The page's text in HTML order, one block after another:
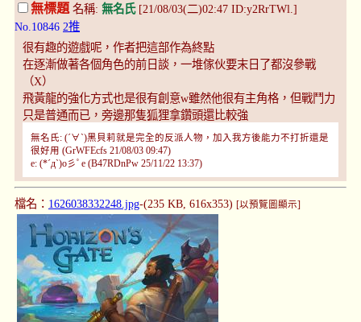
無標題 名稱: 無名氏[21/08/03(二)02:47 ID:y2RrTWl.]
No.10846 2推
很有趣的遊戲呢，作者把這部作為終點
在逐漸做著各個角色的前日談，一堆傢伙要末日了都沒參戰
（X）
飛黃龍的強化方式也是很有創意w雖然他很有主角格，但戰鬥力
只是普通而已，旁邊那隻狐狸拿鑽頭還比較強
無名氏: (´∀`)黑貝莉就是完全的反派人物，加入我方後能力不打折還是
很好用 (GrWFEcfs 21/08/03 09:47)
e: (*´д`)o彡ﾟe (B47RDnPw 25/11/22 13:37)
檔名： 1626038332248.jpg-(235 KB, 616x353) [以預覽圖顯示]